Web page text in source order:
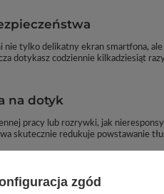
tylko delikatny ekran smartfona,
dotykasz codziennie kilkadziesiąt
na dotyk
pracy lub rozrywki, jak
skutecznie redukuje powstawanie
zgód